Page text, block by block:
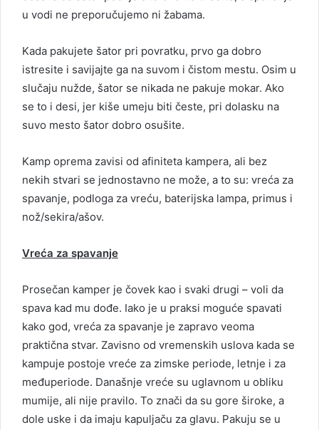
u vodi ne preporučujemo ni žabama.
Kada pakujete šator pri povratku, prvo ga dobro
istresite i savijajte ga na suvom i čistom mestu. Osim u
slučaju nužde, šator se nikada ne pakuje mokar. Ako
se to i desi, jer kiše umeju biti česte, pri dolasku na
suvo mesto šator dobro osušite.
Kamp oprema zavisi od afiniteta kampera, ali bez
nekih stvari se jednostavno ne može, a to su: vreća za
spavanje, podloga za vreću, baterijska lampa, primus i
nož/sekira/ašov.
Vreća za spavanje
Prosečan kamper je čovek kao i svaki drugi – voli da
spava kad mu dođe. Iako je u praksi moguće spavati
kako god, vreća za spavanje je zapravo veoma
praktična stvar. Zavisno od vremenskih uslova kada se
kampuje postoje vreće za zimske periode, letnje i za
međuperiode. Današnje vreće su uglavnom u obliku
mumije, ali nije pravilo. To znači da su gore široke, a
dole uske i da imaju kapuljaču za glavu. Pakuju se u